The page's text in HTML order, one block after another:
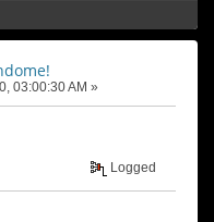
03:00:30 AM »
Logged